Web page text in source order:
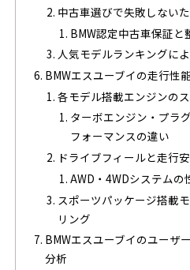
中古車選びで失敗しない
BMW認定中古車保証と
人気モデルランキングに
BMWエスユーブイの走行性
各モデル搭載エンジンの
ターボエンジン・プラ
フォーマンスの違い
ドライブフィールと走行
AWD・4WDシステムの
スポーツパッケージ搭載
リング
BMWエスユーブイのユーザ
分析